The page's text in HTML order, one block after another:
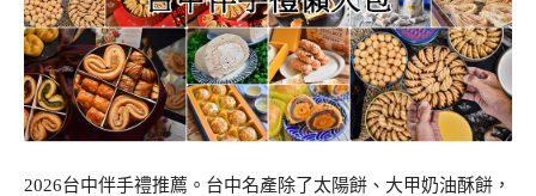
2026台中伴手禮推薦。台中名產除了太陽餅、大甲奶油酥餅，